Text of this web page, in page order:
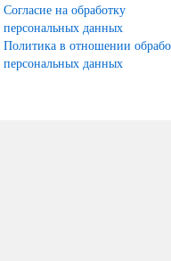
Согласие на обработку
персональных данных
Политика в отношении
персональных данных